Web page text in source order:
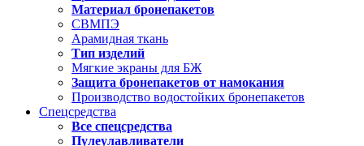
Материал бронепакетов
СВМПЭ
Арамидная ткань
Тип изделий
Мягкие экраны для БЖ
Защита бронепакетов от намокания
Производство водостойких бронепакетов
Спецсредства
Все спецсредства
Пулеулавливатели